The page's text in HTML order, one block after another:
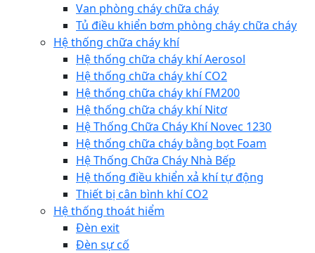
Van phòng cháy chữa cháy
Tủ điều khiển bơm phòng cháy chữa cháy
Hệ thống chữa cháy khí
Hệ thống chữa cháy khí Aerosol
Hệ thống chữa cháy khí CO2
Hệ thống chữa cháy khí FM200
Hệ thống chữa cháy khí Nitơ
Hệ Thống Chữa Cháy Khí Novec 1230
Hệ thống chữa cháy bằng bọt Foam
Hệ Thống Chữa Cháy Nhà Bếp
Hệ thống điều khiển xả khí tự động
Thiết bị cân bình khí CO2
Hệ thống thoát hiểm
Đèn exit
Đèn sự cố